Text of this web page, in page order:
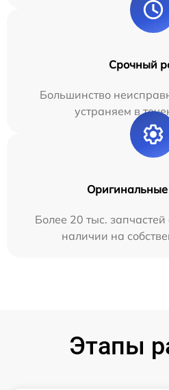
Срочный
Большинство
устраняем в
Оригинальные
Более 20 тыс.
наличии на
Этапы